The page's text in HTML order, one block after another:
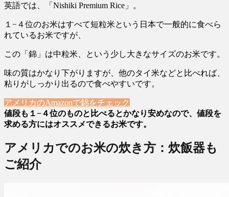
英語では、「Nishiki Premium Rice」。
１−４位のお米はすべて短粒米という日本で一般的に食べら
れているお米ですが、
この「錦」は中粒米、という少し大きなサイズのお米です。
味の質はかなり下がりますが、他のタイ米などと比べれば、
粘りがしっかり出るので食べやすいです。
アメリカのAmazonで錦をチェック
値段も１−４位のものと比べるとかなり安めなので、値段を
求める方にはオススメできるお米です。
アメリカでのお米の炊き方：炊飯器も
ご紹介